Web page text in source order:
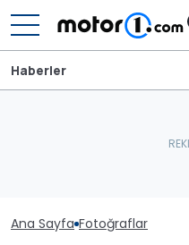
Haberler
Ana Sayfa Fotoğraflar